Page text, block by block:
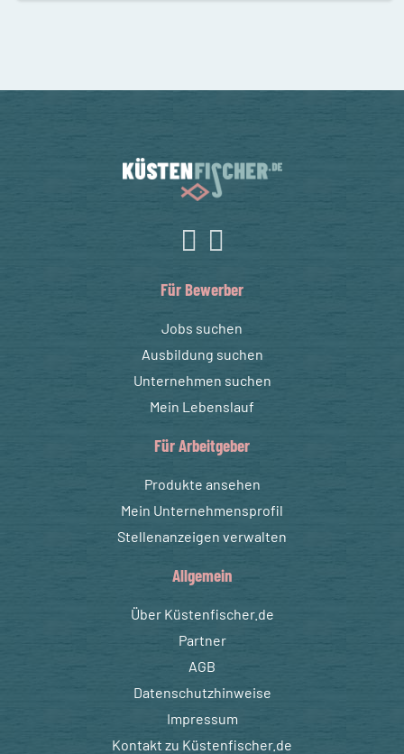
Für Bewerber
Jobs suchen
Ausbildung suchen
Unternehmen suchen
Mein Lebenslauf
Für Arbeitgeber
Produkte ansehen
Mein Unternehmensprofil
Stellenanzeigen verwalten
Allgemein
Über Küstenfischer.de
Partner
AGB
Datenschutzhinweise
Impressum
Kontakt zu Küstenfischer.de